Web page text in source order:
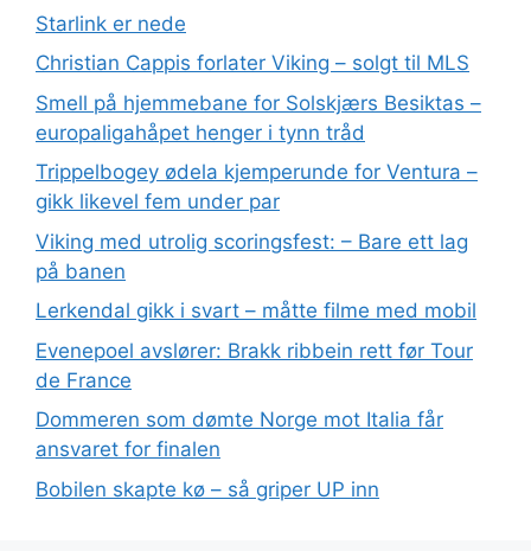
Starlink er nede
Christian Cappis forlater Viking – solgt til MLS
Smell på hjemmebane for Solskjærs Besiktas –
europaligahåpet henger i tynn tråd
Trippelbogey ødela kjemperunde for Ventura –
gikk likevel fem under par
Viking med utrolig scoringsfest: – Bare ett lag
på banen
Lerkendal gikk i svart – måtte filme med mobil
Evenepoel avslører: Brakk ribbein rett før Tour
de France
Dommeren som dømte Norge mot Italia får
ansvaret for finalen
Bobilen skapte kø – så griper UP inn